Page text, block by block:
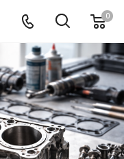
0